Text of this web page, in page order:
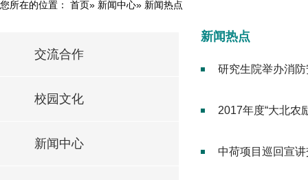
您所在的位置： 首页» 新闻中心» 新闻热点
交流合作
校园文化
新闻中心
新闻热点
研究生院举办消
2017年度“大北农
中荷项目巡回宣